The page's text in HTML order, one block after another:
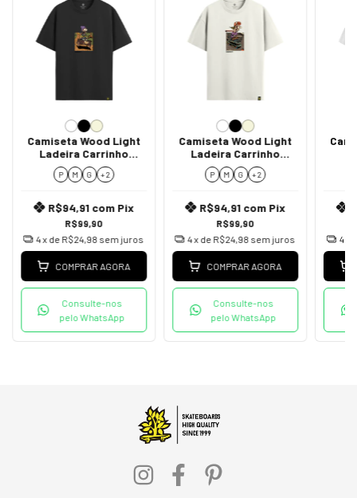
Camiseta Wood Light
Ladeira Carrinho
Madeira
P M G + 2
R$99,90
R$94,91 com Pix
4x de R$24,98 sem juros
COMPRAR AGORA
Consulte-nos
pelo WhatsApp
Camiseta Wood Light
Ladeira Carrinho
Mercado
P M G + 2
R$99,90
R$94,91 com Pix
4x de R$24,98 sem juros
COMPRAR AGORA
Consulte-nos
pelo WhatsApp
4